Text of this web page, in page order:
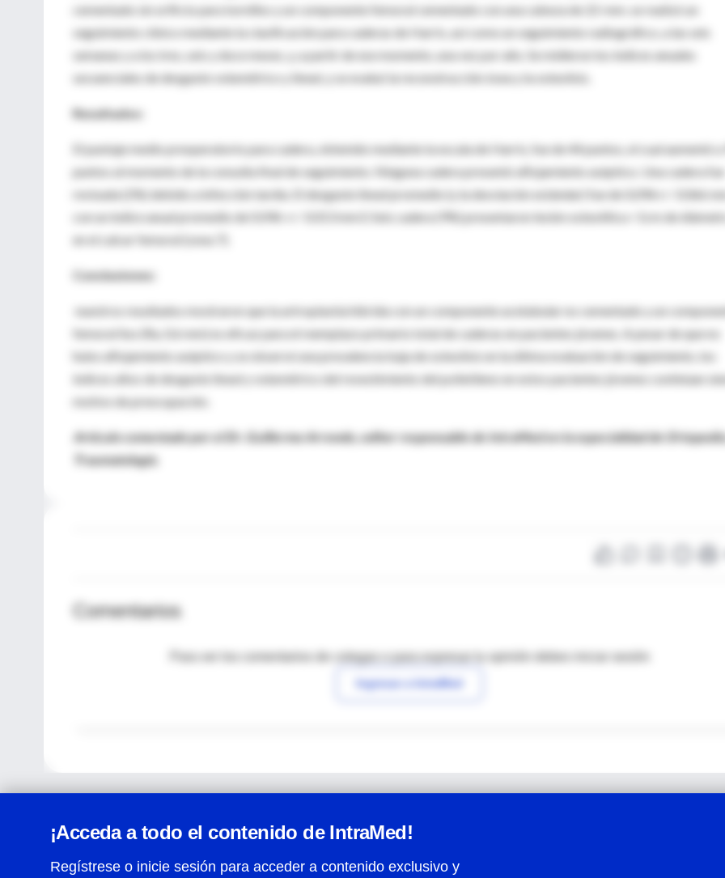
cementado sin orificio para tornillos y un componente femoral cementado con una cabeza de 22-mm. se realizó un
seguimiento clínico mediante la clasificación para caderas de Harris, así como un seguimiento radiográfico, a las seis
semanas y a los tres, seis y doce meses, y, a partir de ese momento, una vez por año. Se midieron los índices anuales
secuenciales de desgaste volumétrico y lineal, y se evaluó la reconstrucción ósea y la osteolisis.
Resultados:
El puntaje medio preoperatorio para cadera, obtenido mediante la escala de Harris, fue de 44 puntos, el cual aumentó a
puntos al momento de la consulta final de seguimiento. Ninguna cadera presentó aflojamiento aséptico. Una cadera fue
revisada (2%) debido a infección tardía. El desgaste lineal promedio (y la desviación estándar) fue de 0,096+/- 0.066
con un índice anual promedio de 0.096 +/- 0.013 mm3. Seis cadera (9%) presentaron lesión osteolítica <1cm de diámetro
en el calcar femoral (zona 7).
Conclusiones:
nuestros resultados mostraron que la artroplastía híbrida con un componente acetabular no cementado y un
femoral liso (Ra, 0.6 mm) es eficaz para el reemplazo primario total de caderas en pacientes jóvenes. A pesar de que no
hubo aflojamiento aséptico y se observó una prevalencia baja de osteolisis en la última evaluación de seguimiento, los
índices altos de desgaste lineal y volumétrico del revestimiento del polietileno en estos pacientes jóvenes continúan
motivo de preocupación.
Artículo comentado por el Dr. Guillermo Arrondo, editor responsable de IntraMed en la especialidad de Ortopedia
Traumatología.
Comentarios
Para ver los comentarios de colegas o para expresar tu opinión debes iniciar sesión
Ingresar a IntraMed
¡Acceda a todo el contenido de IntraMed!
Regístrese o inicie sesión para acceder a contenido exclusivo y